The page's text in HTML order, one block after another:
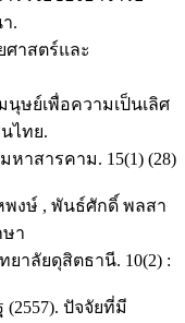
.
าสตร์และ
ษย์เพื่อความเป็นเลิศ
ไทย.
าสารคาม. 15(1) (28)
พงษ์ , พันธ์ศักดิ์ พลสา
ษา
าลัยดุสิตธานี. 10(2) :
ปัจจัยที่มี